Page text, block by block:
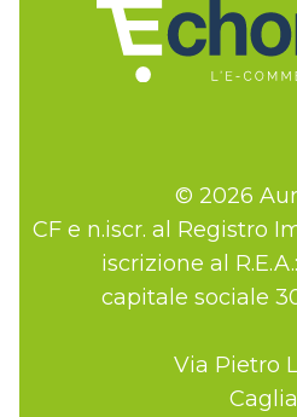
© 2026
CF e n.iscr. al Registro
iscrizione al
capitale sociale
Via Pietro